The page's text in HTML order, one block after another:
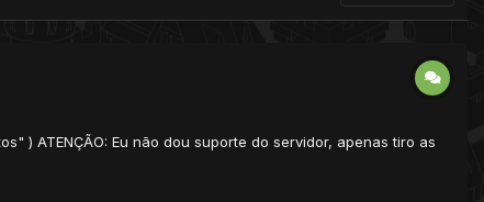
) ATENÇÃO: Eu não dou suporte do servidor, apenas tiro as